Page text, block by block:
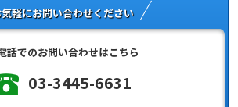
気軽にお問い合わせください
話でのお問い合わせはこちら
03-3445-6631